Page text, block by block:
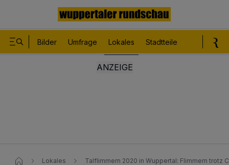
Bilder Umfrage Lokales Stadtteile
Lokales Talflimmern 2020 in Wuppertal: Flimmern trotz